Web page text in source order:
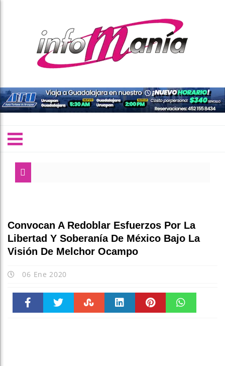
Convocan A Redoblar Esfuerzos Por La
Libertad Y Soberanía De México Bajo La
Visión De Melchor Ocampo
06 Ene 2020